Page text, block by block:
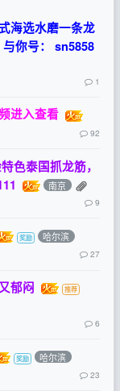
海选水磨一条龙
与你号： sn5858
1
进入查看
92
色泰国抓龙筋，
南京
9
哈尔滨
27
郁闷
6
哈尔滨
23